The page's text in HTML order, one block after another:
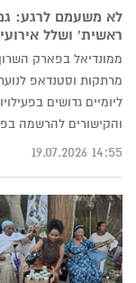
לא משעמם לרגע:
ראשית' ושלל
ממונדיאל בפארק
מרתקות וסטנדאפ
ליומיים גדושים
והקישורים להרשמה
14:55 19.07.2026